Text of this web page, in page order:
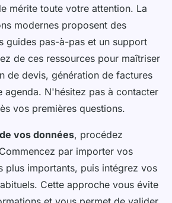
mérite toute votre attention. La
modernes proposent des
guides pas-à-pas et un support
de ces ressources pour maîtriser
de devis, génération de factures
agenda. N'hésitez pas à contacter
vos premières questions.
vos données, procédez
par importer vos
plus importants, puis intégrez vos
Cette approche vous évite